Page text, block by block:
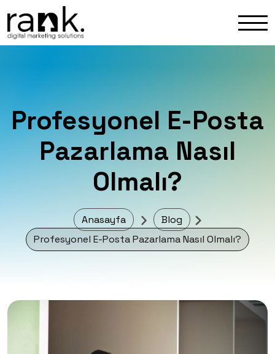
Profesyonel E-Posta
Pazarlama Nasıl
Olmalı?
Anasayfa
Blog
Profesyonel E-Posta Pazarlama Nasıl Olmalı?